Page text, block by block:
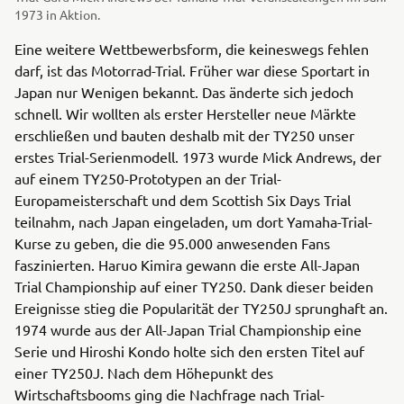
1973 in Aktion.
Eine weitere Wettbewerbsform, die keineswegs fehlen
darf, ist das Motorrad-Trial. Früher war diese Sportart in
Japan nur Wenigen bekannt. Das änderte sich jedoch
schnell. Wir wollten als erster Hersteller neue Märkte
erschließen und bauten deshalb mit der TY250 unser
erstes Trial-Serienmodell. 1973 wurde Mick Andrews, der
auf einem TY250-Prototypen an der Trial-
Europameisterschaft und dem Scottish Six Days Trial
teilnahm, nach Japan eingeladen, um dort Yamaha-Trial-
Kurse zu geben, die die 95.000 anwesenden Fans
faszinierten. Haruo Kimira gewann die erste All-Japan
Trial Championship auf einer TY250. Dank dieser beiden
Ereignisse stieg die Popularität der TY250J sprunghaft an.
1974 wurde aus der All-Japan Trial Championship eine
Serie und Hiroshi Kondo holte sich den ersten Titel auf
einer TY250J. Nach dem Höhepunkt des
Wirtschaftsbooms ging die Nachfrage nach Trial-